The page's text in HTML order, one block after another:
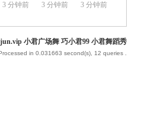
3 分钟前
3 分钟前
3 分钟前
小君广场舞 巧小君99 小君舞蹈秀
in 0.031663 second(s), 12 queries .